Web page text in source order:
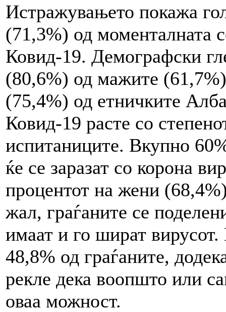
Истражувањето покажа
(71,3%) од моменталната
Ковид-19. Демографски
(80,6%) од мажите
(75,4%) од етничките
Ковид-19 расте со
испитаниците. Вкупно
ќе се заразат со корона
процентот на жени
жал, граѓаните се
имаат и го шират
48,8% од граѓаните,
рекле дека воопшто или
оваа можност.